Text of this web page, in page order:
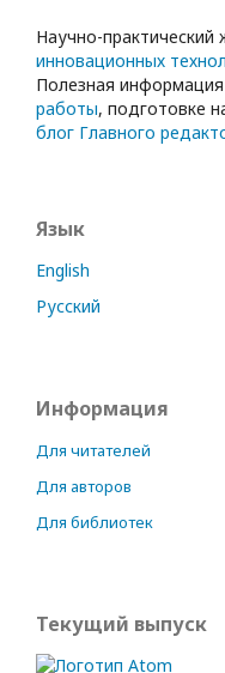
Научно-практический
инновационных
Полезная информация
работы, подготовке
блог Главного
Язык
English
Русский
Информация
Для читателей
Для авторов
Для библиотек
Текущий выпуск